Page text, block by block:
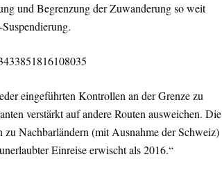
und Begrenzung der Zuwanderung so weit
eingeführten Kontrollen an der Grenze zu
verstärkt auf andere Routen ausweichen. Die
zu Nachbarländern (mit Ausnahme der Schweiz)
Einreise erwischt als 2016.“